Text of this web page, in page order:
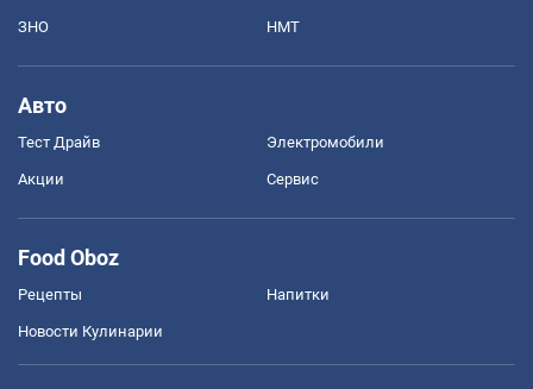
ЗНО НМТ
Авто
Тест Драйв Электромобили
Акции Сервис
Food Oboz
Рецепты Напитки
Новости Кулинарии